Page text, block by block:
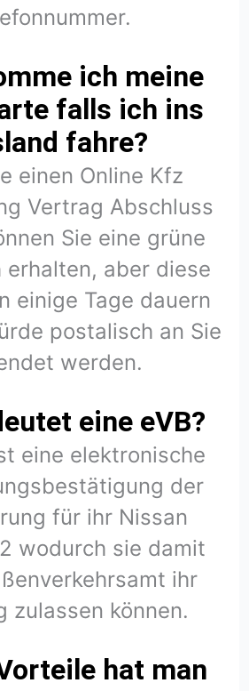
ich meine
falls ich ins
fahre?
einen Online Kfz
Vertrag Abschluss
Sie eine grüne
erhalten, aber diese
einige Tage dauern
postalisch an Sie
werden.
eine eVB?
eine elektronische
der
für ihr Nissan
wodurch sie damit
ihr
zulassen können.
hat man